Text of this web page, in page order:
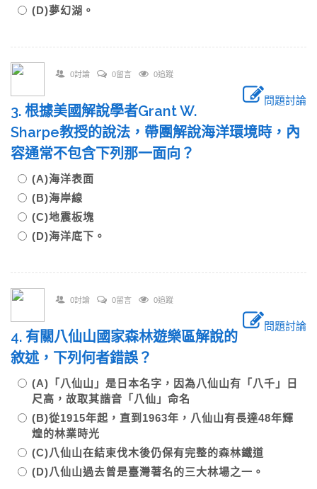
(D)夢幻湖。
0討論 0留言 0追蹤
問題討論
3. 根據美國解說學者Grant W.
Sharpe教授的說法，帶團解說海洋環境時，內
容通常不包含下列那一面向？
(A)海洋表面
(B)海岸線
(C)地震板塊
(D)海洋底下。
0討論 0留言 0追蹤
問題討論
4. 有關八仙山國家森林遊樂區解說的
敘述，下列何者錯誤？
(A)「八仙山」是日本名字，因為八仙山有「八千」日
尺高，故取其諧音「八仙」命名
(B)從1915年起，直到1963年，八仙山有長達48年輝
煌的林業時光
(C)八仙山在結束伐木後仍保有完整的森林鐵道
(D)八仙山過去曾是臺灣著名的三大林場之一。